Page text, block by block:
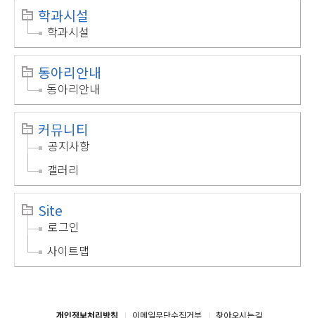
학과시설
학과시설
동아리안내
동아리안내
커뮤니티
공지사항
갤러리
Site
로그인
사이트맵
개인정보처리방침 이메일무단수집거부 찾아오시는길